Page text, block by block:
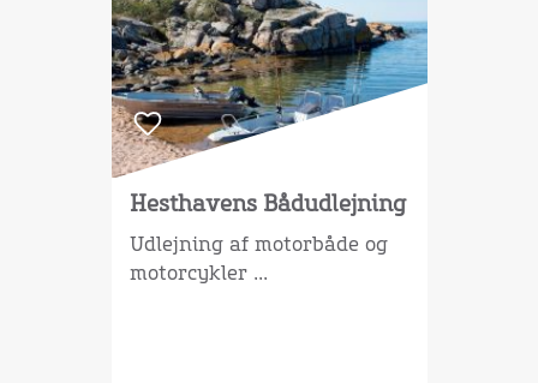
Hesthavens Bådudlejning
Udlejning af motorbåde og
motorcykler ...